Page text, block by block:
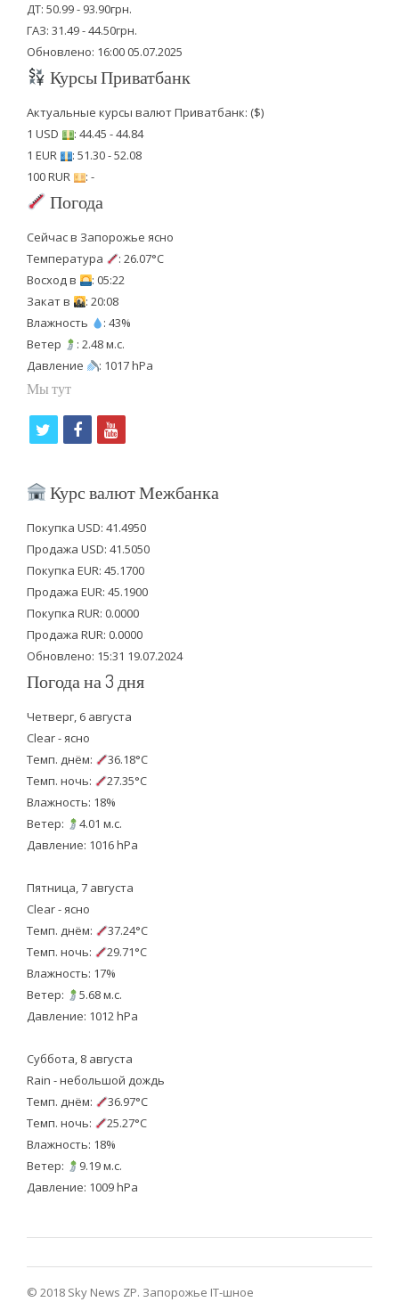
ДТ: 50.99 - 93.90грн.
ГАЗ: 31.49 - 44.50грн.
Обновлено: 16:00 05.07.2025
Курсы Приватбанк
Актуальные курсы валют Приватбанк: ($)
1 USD
: 44.45 - 44.84
1 EUR
: 51.30 - 52.08
100 RUR
: -
Погода
Сейчас в Запорожье ясно
Температура
: 26.07°C
Восход в
: 05:22
Закат в
: 20:08
Влажность
: 43%
Ветер
: 2.48 м.с.
Давление
: 1017 hPa
Мы тут
i
t
e
r
f
c
b
o
o
k
y
u
u
b
e
Курс валют Межбанка
Покупка USD: 41.4950
Продажа USD: 41.5050
Покупка EUR: 45.1700
Продажа EUR: 45.1900
Покупка RUR: 0.0000
Продажа RUR: 0.0000
Обновлено: 15:31 19.07.2024
Погода на 3 дня
Четверг, 6 августа
Clear - ясно
Темп. днём:
36.18°C
Темп. ночь:
27.35°C
Влажность: 18%
Ветер:
4.01 м.с.
Давление: 1016 hPa
Пятница, 7 августа
Clear - ясно
Темп. днём:
37.24°C
Темп. ночь:
29.71°C
Влажность: 17%
Ветер:
5.68 м.с.
Давление: 1012 hPa
Суббота, 8 августа
Rain - небольшой дождь
Темп. днём:
36.97°C
Темп. ночь:
25.27°C
Влажность: 18%
Ветер:
9.19 м.с.
Давление: 1009 hPa
© 2018 Sky News ZP. Запорожье IT-шное